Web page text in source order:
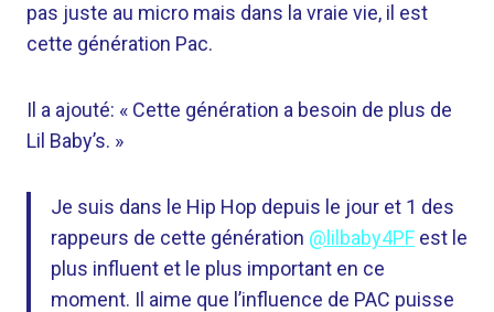
pas juste au micro mais dans la vraie vie, il est
cette génération Pac.
Il a ajouté: « Cette génération a besoin de plus de
Lil Baby’s. »
Je suis dans le Hip Hop depuis le jour et 1 des
rappeurs de cette génération @lilbaby4PF est le
plus influent et le plus important en ce
moment. Il aime que l’influence de PAC puisse